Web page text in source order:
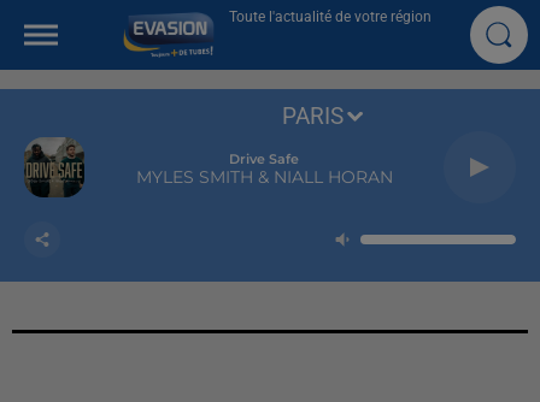
Toute l'actualité de votre région
Drive Safe
MYLES SMITH & NIALL HORAN
PARIS